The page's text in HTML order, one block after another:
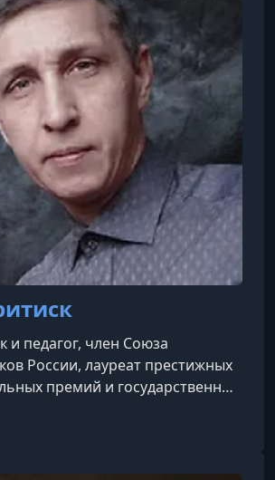
как медийная личность и
более 2 миллионов
в Instagr
и педагог, член Союза
России, лауреат престижных
премий и государственных
на стыке
портрета, пейзажа и арт-
технологиями. Преподаёт и